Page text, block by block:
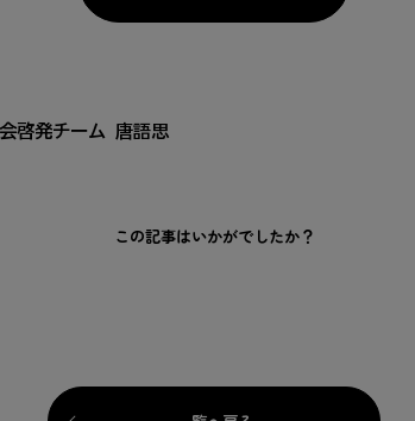
啓発チーム 唐語思
この記事はいかがでしたか？